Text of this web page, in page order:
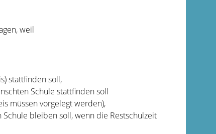
weil
stattfinden soll,
Schule stattfinden soll
müssen vorgelegt werden),
bleiben soll, wenn die Restschulzeit